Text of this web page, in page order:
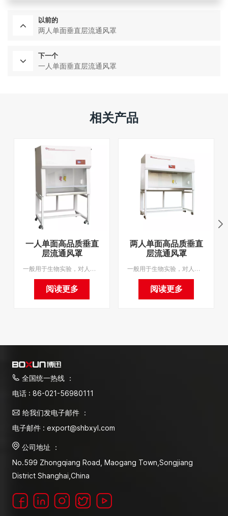
以前的
两人单面垂直层流通风罩
下一个
一人单面垂直层流通风罩
相关产品
一人单面高品质垂直
层流通风罩
一般用于生物实验，对人体无直接伤害，为生物实验提供局部净化工作环境。我们支持OEM。
阅读更多
两人单面高品质垂直
层流通风罩
一般用于生物实验，对人体无直接伤害，为生物实验提供局部净化工作环境。我们支持OEM。
阅读更多
全国统一热线 ：
电话 : 86-021-56980111
给我们发电子邮件 ：
电子邮件 : export@shbxyl.com
公司地址 ：
No.599 Zhongqiang Road, Maogang Town,Songjiang
District Shanghai,China